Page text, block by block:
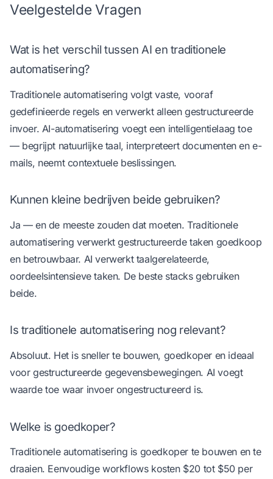
Veelgestelde Vragen
Wat is het verschil tussen AI en traditionele
automatisering?
Traditionele automatisering volgt vaste, vooraf
gedefinieerde regels en verwerkt alleen gestructureerde
invoer. AI-automatisering voegt een intelligentielaag toe
— begrijpt natuurlijke taal, interpreteert documenten en e-
mails, neemt contextuele beslissingen.
Kunnen kleine bedrijven beide gebruiken?
Ja — en de meeste zouden dat moeten. Traditionele
automatisering verwerkt gestructureerde taken goedkoop
en betrouwbaar. AI verwerkt taalgerelateerde,
oordeelsintensieve taken. De beste stacks gebruiken
beide.
Is traditionele automatisering nog relevant?
Absoluut. Het is sneller te bouwen, goedkoper en ideaal
voor gestructureerde gegevensbewegingen. AI voegt
waarde toe waar invoer ongestructureerd is.
Welke is goedkoper?
Traditionele automatisering is goedkoper te bouwen en te
draaien. Eenvoudige workflows kosten $20 tot $50 per